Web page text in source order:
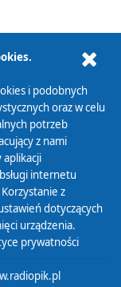
i podobnych
oraz w celu
potrzeb
z nami
aplikacji
internetu
z
dotyczących
urządzenia.
prywatności